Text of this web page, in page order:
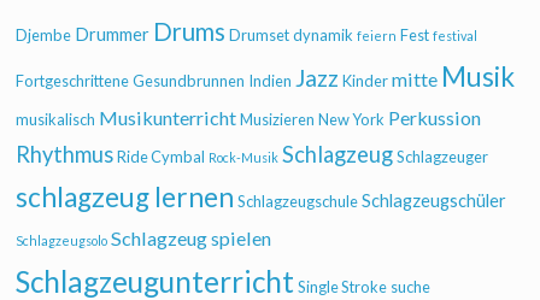
Djembe Drummer Drums Drumset dynamik feiern Fest festival
Fortgeschrittene Gesundbrunnen Indien Jazz Kinder mitte Musik
musikalisch Musikunterricht Musizieren New York Perkussion
Rhythmus Ride Cymbal Rock-Musik Schlagzeug Schlagzeuger
schlagzeug lernen Schlagzeugschule Schlagzeugschüler
Schlagzeugsolo Schlagzeug spielen
Schlagzeugunterricht Single Stroke suche